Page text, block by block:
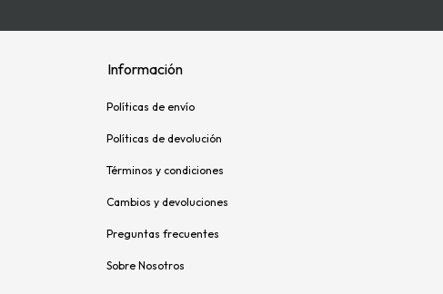
Información
Políticas de envío
Políticas de devolución
Términos y condiciones
Cambios y devoluciones
Preguntas frecuentes
Sobre Nosotros